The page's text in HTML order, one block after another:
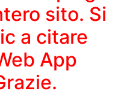
sito. Si
a citare
App